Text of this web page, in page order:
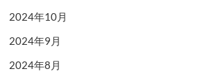
2024年10月
2024年9月
2024年8月